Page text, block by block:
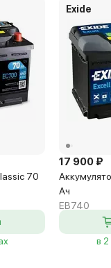
70
Exide
17 900 ₽
Ач
EB740
в